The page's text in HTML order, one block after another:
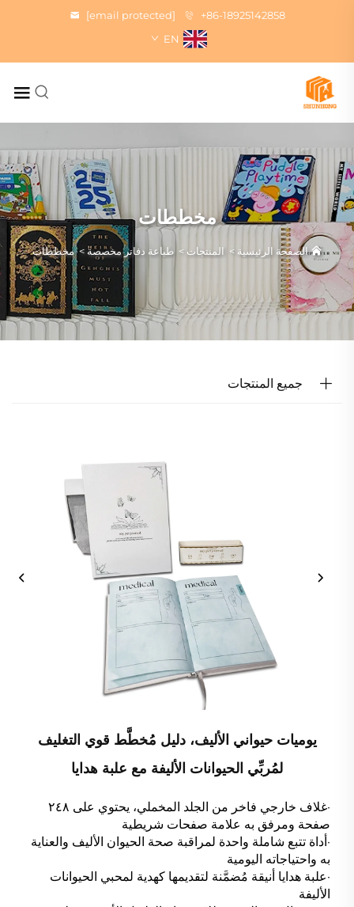
+86-18925142858
[email protected]
EN
مخططات
الصفحة الرئيسية >المنتجات >طباعة دفاتر مخصصة>مخططات
جميع المنتجات
يوميات حيواني الأليف، دليل مُخطَّط قوي التغليف
لمُربِّي الحيوانات الأليفة مع علبة هدايا
·غلاف خارجي فاخر من الجلد المخملي، يحتوي على ٢٤٨
صفحة ومرفق به علامة صفحات شريطية
·أداة تتبع شاملة واحدة لمراقبة صحة الحيوان الأليف والعناية
به واحتياجاته اليومية
·علبة هدايا أنيقة مُضمَّنة لتقديمها كهدية لمحبي الحيوانات
الأليفة